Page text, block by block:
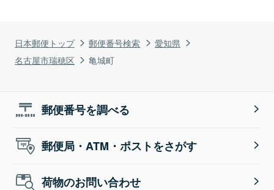
日本郵便トップ 郵便番号検索
愛知県
名古屋市瑞穂区
亀城町
郵便番号を調べる
郵便局・ATM・ポストをさがす
荷物のお問い合わせ